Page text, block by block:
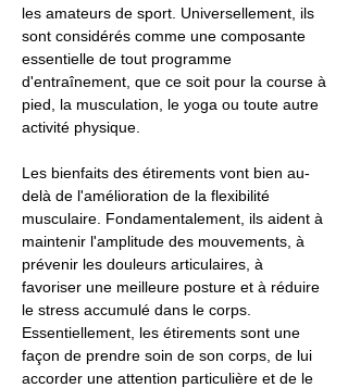
les amateurs de sport. Universellement, ils
sont considérés comme une composante
essentielle de tout programme
d'entraînement, que ce soit pour la course à
pied, la musculation, le yoga ou toute autre
activité physique.
Les bienfaits des étirements vont bien au-
delà de l'amélioration de la flexibilité
musculaire. Fondamentalement, ils aident à
maintenir l'amplitude des mouvements, à
prévenir les douleurs articulaires, à
favoriser une meilleure posture et à réduire
le stress accumulé dans le corps.
Essentiellement, les étirements sont une
façon de prendre soin de son corps, de lui
accorder une attention particulière et de le